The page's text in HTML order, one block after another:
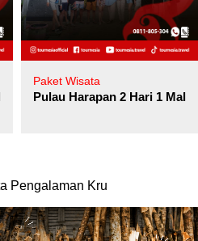
Paket Wisata
Pulau Harapan 2 Hari 1
Pengalaman Kru